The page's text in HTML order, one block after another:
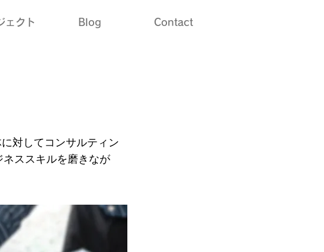
ェクト Blog Contact
対してコンサルティン
ススキルを磨きなが